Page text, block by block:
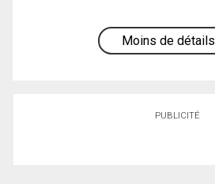
Moins de détails
PUBLICITÉ